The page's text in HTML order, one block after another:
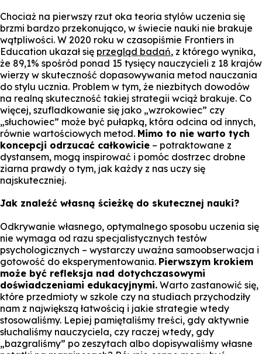
Chociaż na pierwszy rzut oka teoria stylów uczenia się
brzmi bardzo przekonująco, w świecie nauki nie brakuje
wątpliwości. W 2020 roku w czasopiśmie Frontiers in
Education ukazał się przegląd badań, z którego wynika,
że 89,1% spośród ponad 15 tysięcy nauczycieli z 18 krajów
wierzy w skuteczność dopasowywania metod nauczania
do stylu ucznia. Problem w tym, że niezbitych dowodów
na realną skuteczność takiej strategii wciąż brakuje. Co
więcej, szufladkowanie się jako „wzrokowiec” czy
„słuchowiec” może być pułapką, która odcina od innych,
równie wartościowych metod. Mimo to nie warto tych
koncepcji odrzucać całkowicie – potraktowane z
dystansem, mogą inspirować i pomóc dostrzec drobne
ziarna prawdy o tym, jak każdy z nas uczy się
najskuteczniej.
Jak znaleźć własną ścieżkę do skutecznej nauki?
Odkrywanie własnego, optymalnego sposobu uczenia się
nie wymaga od razu specjalistycznych testów
psychologicznych – wystarczy uważna samoobserwacja i
gotowość do eksperymentowania. Pierwszym krokiem
może być refleksja nad dotychczasowymi
doświadczeniami edukacyjnymi. Warto zastanowić się,
które przedmioty w szkole czy na studiach przychodziły
nam z największą łatwością i jakie strategie wtedy
stosowaliśmy. Lepiej pamiętaliśmy treści, gdy aktywnie
słuchaliśmy nauczyciela, czy raczej wtedy, gdy
„bazgraliśmy” po zeszytach albo dopisywaliśmy własne